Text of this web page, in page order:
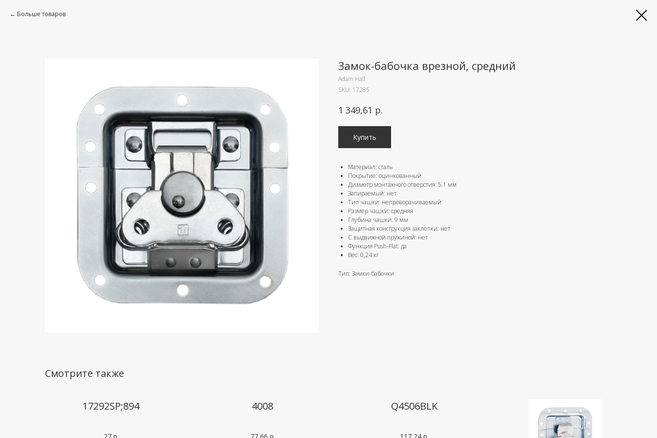
Больше товаров
Замок-бабочка врезной, средний
Adam Hall
SKU: 17285
1 349,61 р.
Купить
Материал: сталь
Покрытие: оцинкованный
Диаметр монтажного отверстия: 5.1 мм
Запираемый: нет
Тип чашки: непроворачиваемый
Размер чашки: средняя
Глубина чашки: 9 мм
Защитная конструкция заклепки: нет
С выдвижной пружиной: нет
Функция Push-Flat: да
Вес: 0,24 кг
Тип: Замки-бабочки
Смотрите также
17292SP;894 4008 Q4506BLK